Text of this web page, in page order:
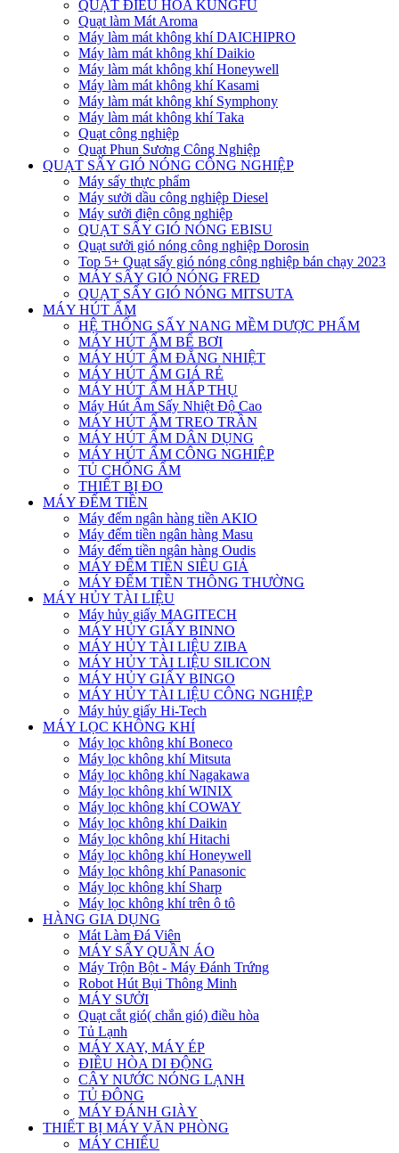
QUẠT ĐIỀU HÒA KUNGFU
Quạt làm Mát Aroma
Máy làm mát không khí DAICHIPRO
Máy làm mát không khí Daikio
Máy làm mát không khí Honeywell
Máy làm mát không khí Kasami
Máy làm mát không khí Symphony
Máy làm mát không khí Taka
Quạt công nghiệp
Quạt Phun Sương Công Nghiệp
QUẠT SẤY GIÓ NÓNG CÔNG NGHIỆP
Máy sấy thực phẩm
Máy sưởi dầu công nghiệp Diesel
Máy sưởi điện công nghiệp
QUẠT SẤY GIÓ NÓNG EBISU
Quạt sưởi gió nóng công nghiệp Dorosin
Top 5+ Quạt sấy gió nóng công nghiệp bán chạy 2023
MÁY SẤY GIÓ NÓNG FRED
QUẠT SẤY GIÓ NÓNG MITSUTA
MÁY HÚT ẨM
HỆ THỐNG SẤY NANG MỀM DƯỢC PHẨM
MÁY HÚT ẨM BỂ BƠI
MÁY HÚT ẨM ĐẲNG NHIỆT
MÁY HÚT ẨM GIÁ RẺ
MÁY HÚT ẨM HẤP THỤ
Máy Hút Ẩm Sấy Nhiệt Độ Cao
MÁY HÚT ẨM TREO TRẦN
MÁY HÚT ẨM DÂN DỤNG
MÁY HÚT ẨM CÔNG NGHIỆP
TỦ CHỐNG ẨM
THIẾT BỊ ĐO
MÁY ĐẾM TIỀN
Máy đếm ngân hàng tiền AKIO
Máy đếm tiền ngân hàng Masu
Máy đếm tiền ngân hàng Oudis
MÁY ĐẾM TIỀN SIÊU GIẢ
MÁY ĐẾM TIỀN THÔNG THƯỜNG
MÁY HỦY TÀI LIỆU
Máy hủy giấy MAGITECH
MÁY HỦY GIẤY BINNO
MÁY HỦY TÀI LIỆU ZIBA
MÁY HỦY TÀI LIỆU SILICON
MÁY HỦY GIẤY BINGO
MÁY HỦY TÀI LIỆU CÔNG NGHIỆP
Máy hủy giấy Hi-Tech
MÁY LỌC KHÔNG KHÍ
Máy lọc không khí Boneco
Máy lọc không khí Mitsuta
Máy lọc không khí Nagakawa
Máy lọc không khí WINIX
Máy lọc không khí COWAY
Máy lọc không khí Daikin
Máy lọc không khí Hitachi
Máy lọc không khí Honeywell
Máy lọc không khí Panasonic
Máy lọc không khí Sharp
Máy lọc không khí trên ô tô
HÀNG GIA DỤNG
Mát Làm Đá Viên
MÁY SẤY QUẦN ÁO
Máy Trộn Bột - Máy Đánh Trứng
Robot Hút Bụi Thông Minh
MÁY SƯỞI
Quạt cắt gió( chắn gió) điều hòa
Tủ Lạnh
MÁY XAY, MÁY ÉP
ĐIỀU HÒA DI ĐỘNG
CÂY NƯỚC NÓNG LẠNH
TỦ ĐÔNG
MÁY ĐÁNH GIÀY
THIẾT BỊ MÁY VĂN PHÒNG
MÁY CHIẾU